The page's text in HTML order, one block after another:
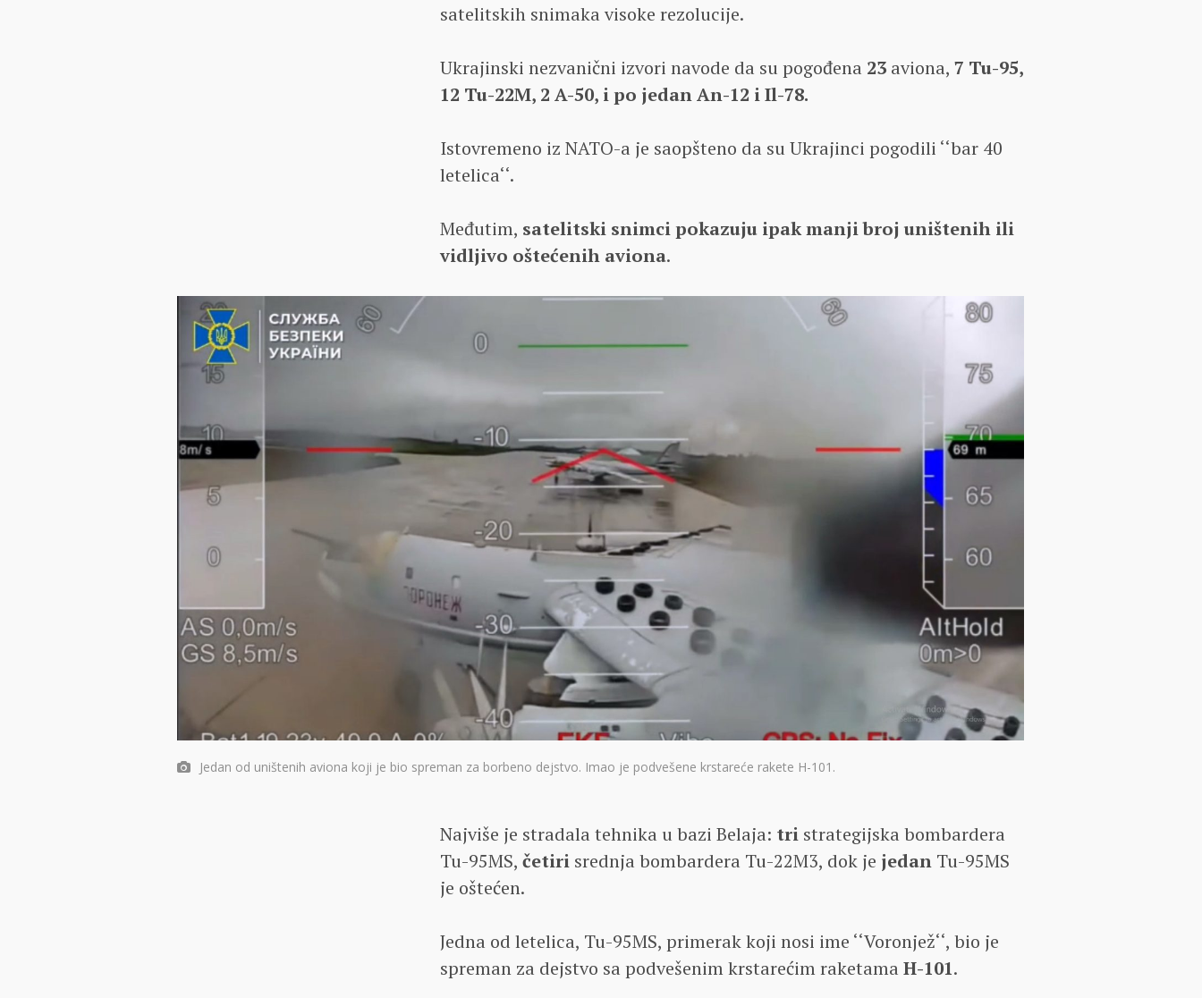
satelitskih snimaka visoke rezolucije.
Ukrajinski nezvanični izvori navode da su pogođena 23 aviona, 7 Tu-95,
12 Tu-22M, 2 A-50, i po jedan An-12 i Il-78.
Istovremeno iz NATO-a je saopšteno da su Ukrajinci pogodili ‘‘bar 40
letelica‘‘.
Međutim, satelitski snimci pokazuju ipak manji broj uništenih ili
vidljivo oštećenih aviona.
Jedan od uništenih aviona koji je bio spreman za borbeno dejstvo. Imao je podvešene krstareće rakete H-101.
Najviše je stradala tehnika u bazi Belaja: tri strategijska bombardera
Tu-95MS, četiri srednja bombardera Tu-22M3, dok je jedan Tu-95MS
je oštećen.
Jedna od letelica, Tu-95MS, primerak koji nosi ime ‘‘Voronjež‘‘, bio je
spreman za dejstvo sa podvešenim krstarećim raketama H-101.